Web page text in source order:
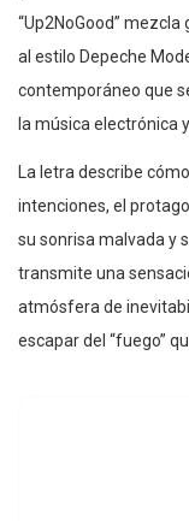
“Up2NoGood”
al estilo Depeche
contemporáneo que
la música electrónica
La letra describe
intenciones, el
su sonrisa malvada y
transmite una
atmósfera de
escapar del “fuego”